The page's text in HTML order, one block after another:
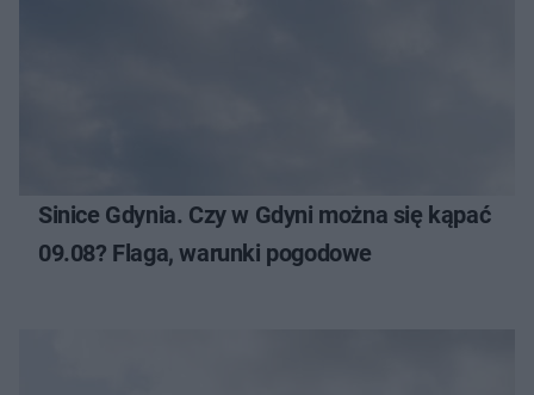
Sinice Gdynia. Czy w Gdyni można się kąpać
09.08? Flaga, warunki pogodowe